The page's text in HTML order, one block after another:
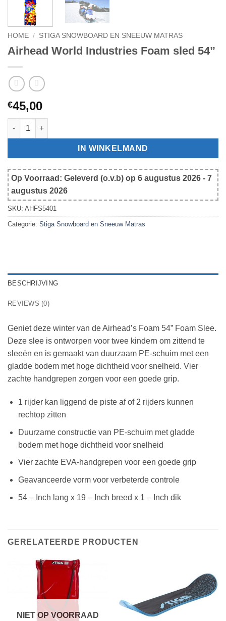
HOME / STIGA SNOWBOARD EN SNEEUW MATRAS
Airhead World Industries Foam sled 54”
€45,00
Airhead World Industries Foam sled 54” aantal
IN WINKELMAND
Op Voorraad: Geleverd (o.v.b) op 6 augustus 2026 - 7
augustus 2026
SKU: AHFS5401
Categorie: Stiga Snowboard en Sneeuw Matras
BESCHRIJVING
REVIEWS (0)
Geniet deze winter van de Airhead’s Foam 54” Foam Slee.
Deze slee is ontworpen voor twee kindern om zittend te
sleeën en is gemaakt van duurzaam PE-schuim met een
gladde bodem met hoge dichtheid voor snelheid. Vier
zachte handgrepen zorgen voor een goede grip.
1 rijder kan liggend de piste af of 2 rijders kunnen
rechtop zitten
Duurzame constructie van PE-schuim met gladde
bodem met hoge dichtheid voor snelheid
Vier zachte EVA-handgrepen voor een goede grip
Geavanceerde vorm voor verbeterde controle
54 – Inch lang x 19 – Inch breed x 1 – Inch dik
GERELATEERDE PRODUCTEN
NIET OP VOORRAAD